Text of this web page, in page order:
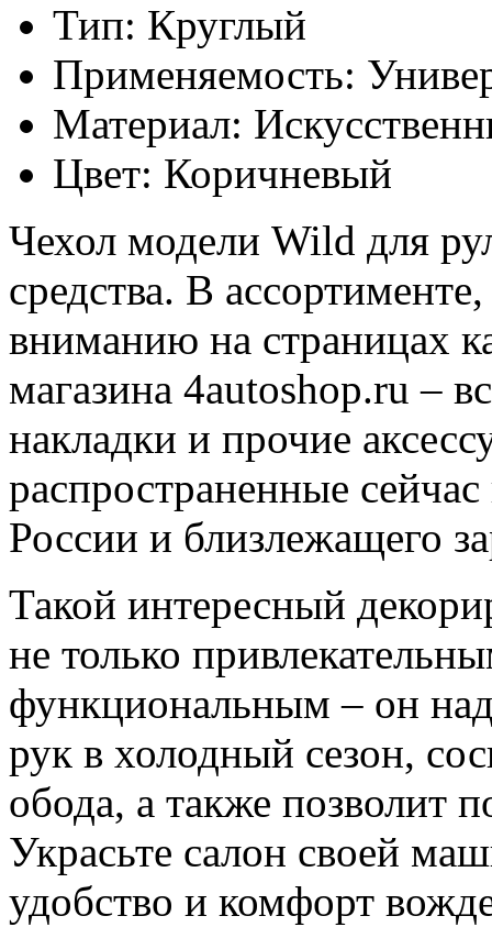
Тип: Круглый
Применяемость:
Материал:
Цвет: Коричневый
Чехол модели Wild для
средства. В
вниманию на страницах
магазина 4autoshop.ru –
накладки и прочие
распространенные
России и близлежащего
Такой интересный
не только
функциональным – он
рук в холодный сезон,
обода, а также позволит
Украсьте салон своей
удобство и комфорт